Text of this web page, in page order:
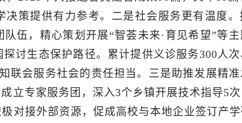
策提供有力参考。二是社会服务更有温度。
伍，精心策划开展“智荟未来·育见希望”等主
讨生态保护路径。累计提供义诊服务300人
联会服务社会的责任担当。三是助推发展精准
立专家服务团，深入3个乡镇开展技术指导5
对接外部资源，促成高校与本地企业签订产